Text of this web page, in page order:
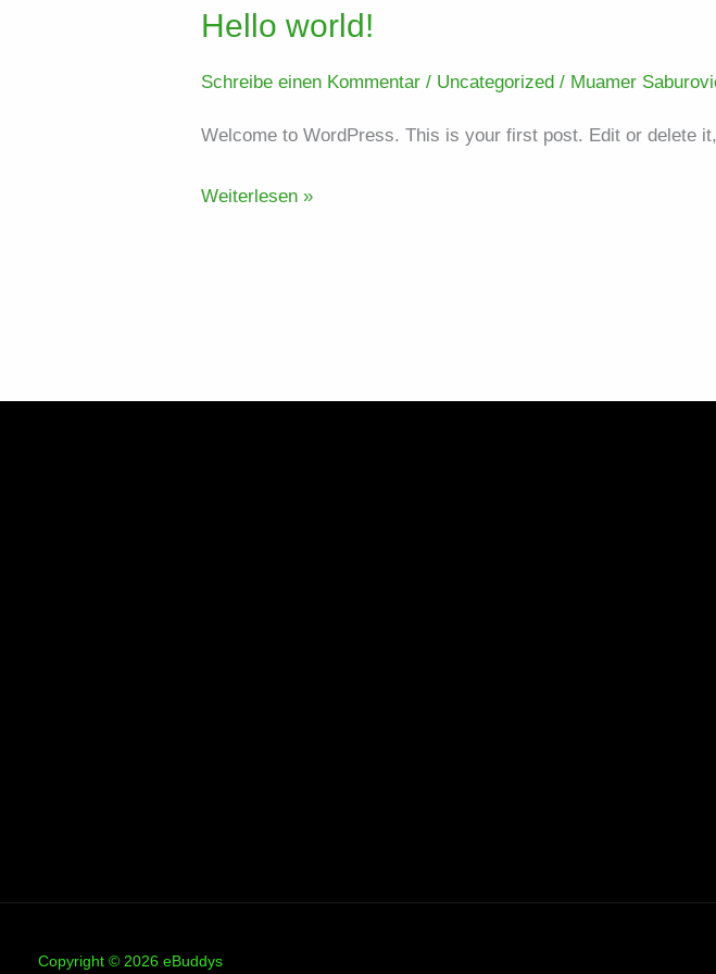
Hello world!
Schreibe einen Kommentar / Uncategorized / Muamer
Welcome to WordPress. This is your first post. Edit or delete
Hello
Weiterlesen »
Copyright © 2026 eBuddys